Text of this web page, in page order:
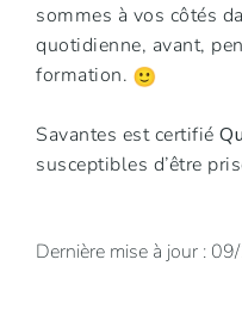
sommes à vos côtés
quotidienne, avant,
formation.
Savantes est certifié
susceptibles d’être
Dernière mise à jour :